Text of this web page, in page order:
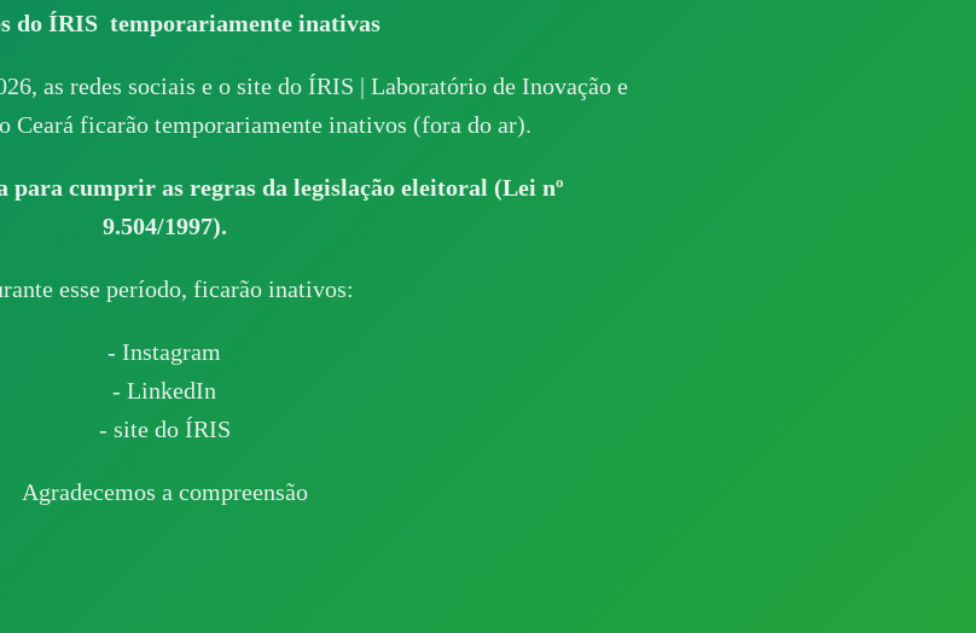
do ÍRIS temporariamente inativas
as redes sociais e o site do ÍRIS | Laboratório de Inovação e
Ceará ficarão temporariamente inativos (fora do ar).
para cumprir as regras da legislação eleitoral (Lei nº
9.504/1997).
esse período, ficarão inativos:
- Instagram
- LinkedIn
- site do ÍRIS
Agradecemos a compreensão